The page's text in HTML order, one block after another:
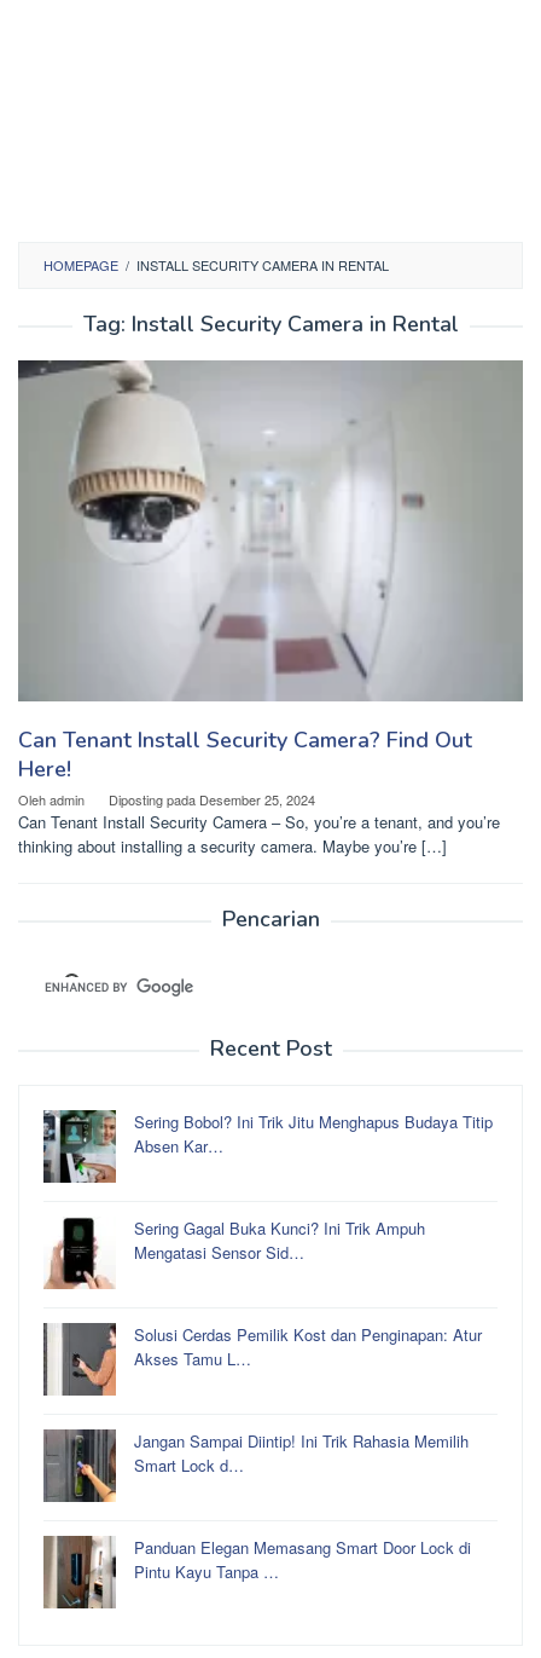
HOMEPAGE / INSTALL SECURITY CAMERA IN RENTAL
Tag: Install Security Camera in Rental
Can Tenant Install Security Camera? Find Out
Here!
Olehadmin Diposting pada Desember 25, 2024
Can Tenant Install Security Camera – So, you’re a tenant, and you’re
thinking about installing a security camera. Maybe you’re […]
Pencarian
Recent Post
Sering Bobol? Ini Trik Jitu Menghapus Budaya Titip
Absen Kar…
Sering Gagal Buka Kunci? Ini Trik Ampuh
Mengatasi Sensor Sid…
Solusi Cerdas Pemilik Kost dan Penginapan: Atur
Akses Tamu L…
Jangan Sampai Diintip! Ini Trik Rahasia Memilih
Smart Lock d…
Panduan Elegan Memasang Smart Door Lock di
Pintu Kayu Tanpa …